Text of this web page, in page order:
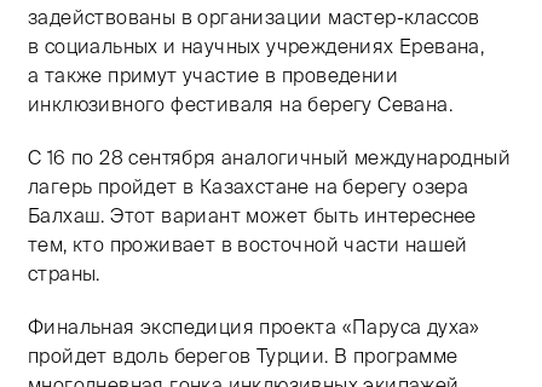
задействованы в организации мастер-классов
в социальных и научных учреждениях Еревана,
а также примут участие в проведении
инклюзивного фестиваля на берегу Севана.
С 16 по 28 сентября аналогичный международный
лагерь пройдет в Казахстане на берегу озера
Балхаш. Этот вариант может быть интереснее
тем, кто проживает в восточной части нашей
страны.
Финальная экспедиция проекта «Паруса духа»
пройдет вдоль берегов Турции. В программе